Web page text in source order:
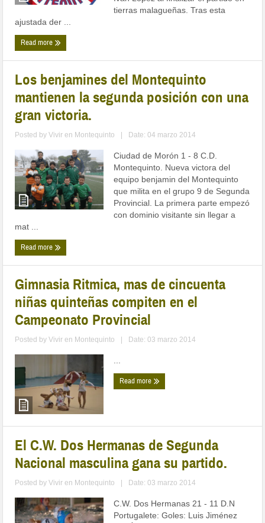
tierras malagueñas. Tras esta
ajustada der ...
Read more
Los benjamines del Montequinto
mantienen la segunda posición con una
gran victoria.
Posted byVivir en Montequinto Date: 04 marzo 2014
Ciudad de Morón 1 - 8 C.D.
Montequinto. Nueva victora del
equipo benjamin del Montequinto
que milita en el grupo 9 de Segunda
Provincial. La primera parte empezó
con dominio visitante sin llegar a
mat ...
Read more
Gimnasia Ritmica, mas de cincuenta
niñas quinteñas compiten en el
Campeonato Provincial
Posted byVivir en Montequinto Date: 03 marzo 2014
...
Read more
El C.W. Dos Hermanas de Segunda
Nacional masculina gana su partido.
Posted byVivir en Montequinto Date: 03 marzo 2014
C.W. Dos Hermanas 21 - 11 D.N
Portugalete: Goles: Luis Jiménez